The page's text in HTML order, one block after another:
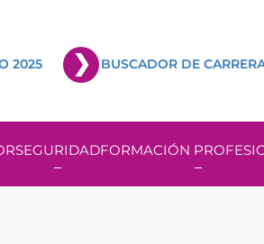
2025 BUSCADOR DE
SEGURIDADFORMACIÓN